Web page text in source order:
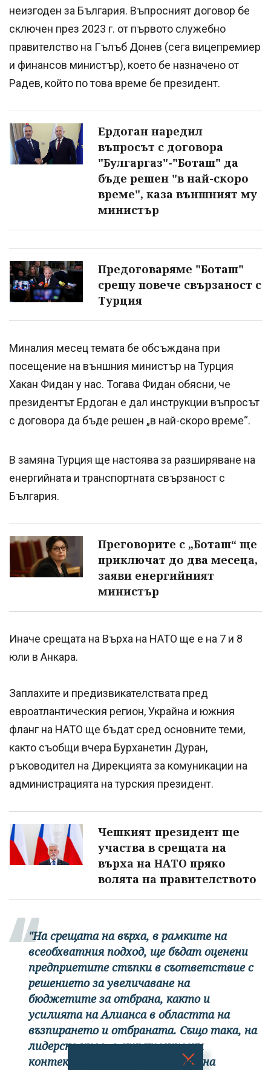
неизгоден за България. Въпросният договор бе
сключен през 2023 г. от първото служебно
правителство на Гълъб Донев (сега вицепремиер
и финансов министър), което бе назначено от
Радев, който по това време бе президент.
Ердоган наредил
въпросът с договора
"Булгаргаз"-"Боташ" да
бъде решен "в най-скоро
време", каза външният му
министър
Предоговаряме "Боташ"
срещу повече свързаност с
Турция
Миналия месец темата бе обсъждана при
посещение на външния министър на Турция
Хакан Фидан у нас. Тогава Фидан обясни, че
президентът Ердоган е дал инструкции въпросът
с договора да бъде решен „в най-скоро време“.
В замяна Турция ще настоява за разширяване на
енергийната и транспортната свързаност с
България.
Преговорите с „Боташ“ ще
приключат до два месеца,
заяви енергийният
министър
Иначе срещата на Върха на НАТО ще е на 7 и 8
юли в Анкара.
Заплахите и предизвикателствата пред
евроатлантическия регион, Украйна и южния
фланг на НАТО ще бъдат сред основните теми,
както съобщи вчера Бурханетин Дуран,
ръководител на Дирекцията за комуникации на
администрацията на турския президент.
Чешкият президент ще
участва в срещата на
върха на НАТО пряко
волята на правителството
"На срещата на върха, в рамките на
всеобхватния подход, ще бъдат оценени
предприетите стъпки в съответствие с
решението за увеличаване на
бюджетите за отбрана, както и
усилията на Алианса в областта на
възпирането и отбраната. Също така, на
лидерско ниво, в стратегически
контекст, ще се проведе обмен на